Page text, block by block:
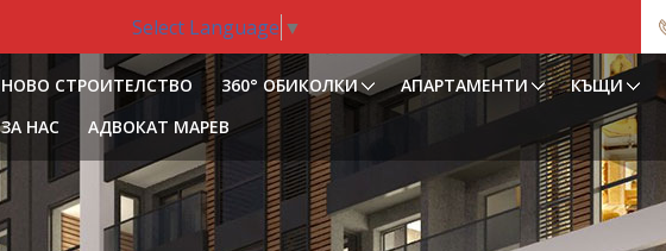
Select Language ▼
НОВО СТРОИТЕЛСТВО 360° ОБИКОЛКИ АПАРТАМЕНТИ КЪЩИ
ЗА НАС
АДВОКАТ МАРЕВ